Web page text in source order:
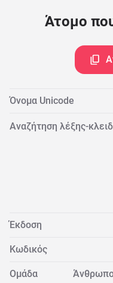
Άτομο
Όνομα Unicode
Αναζήτηση λέξης-
Έκδοση
Κωδικός
Ομάδα